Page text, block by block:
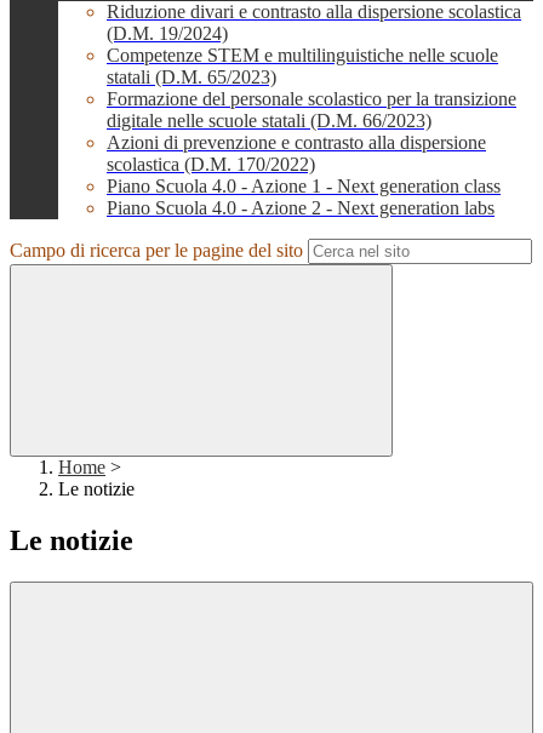
Riduzione divari e contrasto alla dispersione scolastica
(D.M. 19/2024)
Competenze STEM e multilinguistiche nelle scuole
statali (D.M. 65/2023)
Formazione del personale scolastico per la transizione
digitale nelle scuole statali (D.M. 66/2023)
Azioni di prevenzione e contrasto alla dispersione
scolastica (D.M. 170/2022)
Piano Scuola 4.0 - Azione 1 - Next generation class
Piano Scuola 4.0 - Azione 2 - Next generation labs
Campo di ricerca per le pagine del sito
Home >
Le notizie
Le notizie